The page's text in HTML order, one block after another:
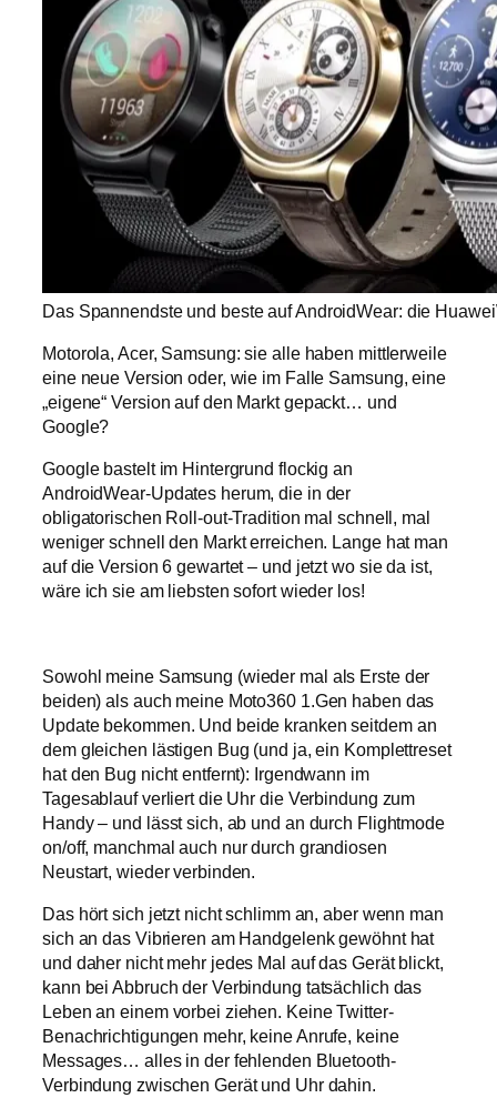
Das Spannendste und beste auf AndroidWear: die
Motorola, Acer, Samsung: sie alle haben mittlerweile
eine neue Version oder, wie im Falle Samsung, eine
„eigene“ Version auf den Markt gepackt… und
Google?
Google bastelt im Hintergrund flockig an
AndroidWear-Updates herum, die in der
obligatorischen Roll-out-Tradition mal schnell, mal
weniger schnell den Markt erreichen. Lange hat man
auf die Version 6 gewartet – und jetzt wo sie da ist,
wäre ich sie am liebsten sofort wieder los!
Sowohl meine Samsung (wieder mal als Erste der
beiden) als auch meine Moto360 1.Gen haben das
Update bekommen. Und beide kranken seitdem an
dem gleichen lästigen Bug (und ja, ein Komplettreset
hat den Bug nicht entfernt): Irgendwann im
Tagesablauf verliert die Uhr die Verbindung zum
Handy – und lässt sich, ab und an durch Flightmode
on/off, manchmal auch nur durch grandiosen
Neustart, wieder verbinden.
Das hört sich jetzt nicht schlimm an, aber wenn man
sich an das Vibrieren am Handgelenk gewöhnt hat
und daher nicht mehr jedes Mal auf das Gerät blickt,
kann bei Abbruch der Verbindung tatsächlich das
Leben an einem vorbei ziehen. Keine Twitter-
Benachrichtigungen mehr, keine Anrufe, keine
Messages… alles in der fehlenden Bluetooth-
Verbindung zwischen Gerät und Uhr dahin.